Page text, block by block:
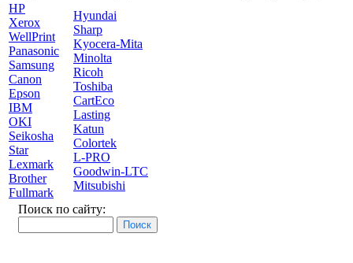
HP
Xerox
WellPrint
Panasonic
Samsung
Canon
Epson
IBM
OKI
Seikosha
Star
Lexmark
Brother
Fullmark
Hyundai
Sharp
Kyocera-Mita
Minolta
Ricoh
Toshiba
CartEco
Lasting
Katun
Colortek
L-PRO
Goodwin-LTC
Mitsubishi
Поиск по сайту: